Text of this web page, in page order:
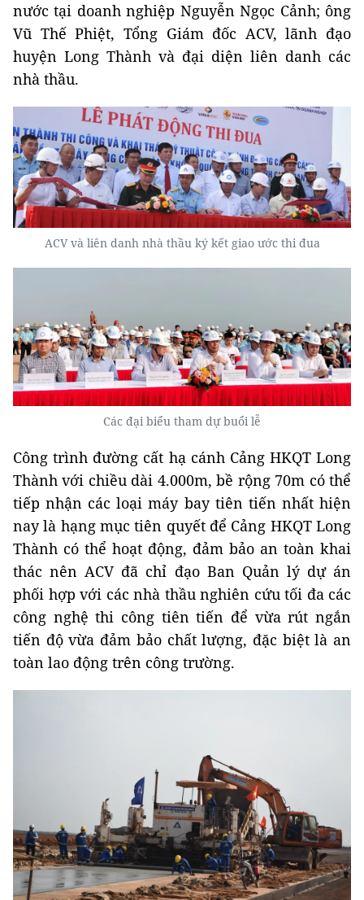
nước tại doanh nghiệp Nguyễn Ngọc Cảnh; ông
Vũ Thế Phiệt, Tổng Giám đốc ACV, lãnh đạo
huyện Long Thành và đại diện liên danh các
nhà thầu.
ACV và liên danh nhà thầu ký kết giao ước thi đua
Các đại biểu tham dự buổi lễ
Công trình đường cất hạ cánh Cảng HKQT Long
Thành với chiều dài 4.000m, bề rộng 70m có thể
tiếp nhận các loại máy bay tiên tiến nhất hiện
nay là hạng mục tiên quyết để Cảng HKQT Long
Thành có thể hoạt động, đảm bảo an toàn khai
thác nên ACV đã chỉ đạo Ban Quản lý dự án
phối hợp với các nhà thầu nghiên cứu tối đa các
công nghệ thi công tiên tiến để vừa rút ngắn
tiến độ vừa đảm bảo chất lượng, đặc biệt là an
toàn lao động trên công trường.